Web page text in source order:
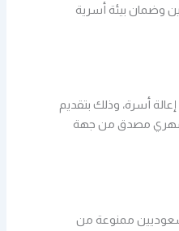
وضمان بيئة أسرية
أسرة، وذلك بتقديم
الشهري مصدق من جهة
ممنوعة من